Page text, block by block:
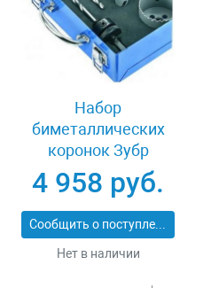
Набор
биметаллических
коронок Зубр
ЭКСПЕРТ 29531-H6-1
4 958 руб.
Сообщить о поступлении
Нет в наличии